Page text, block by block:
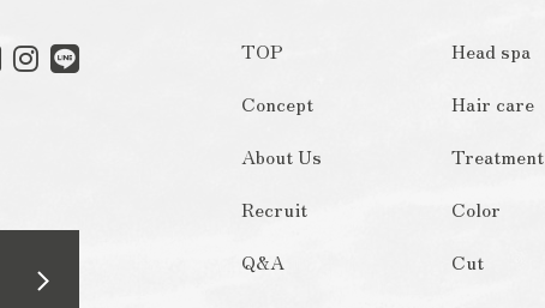
TOP
Concept
About Us
Recruit
Q&A
Head spa
Hair care
Treatment
Color
Cut